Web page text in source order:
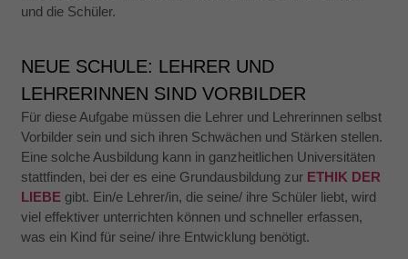
und die Schüler.
NEUE SCHULE: LEHRER UND
LEHRERINNEN SIND VORBILDER
Für diese Aufgabe müssen die Lehrer und Lehrerinnen selbst
Vorbilder sein und sich ihren Schwächen und Stärken stellen.
Eine solche Ausbildung kann in ganzheitlichen Universitäten
stattfinden, bei der es eine Grundausbildung zur ETHIK DER
LIEBE gibt. Ein/e Lehrer/in, die seine/ ihre Schüler liebt, wird
viel effektiver unterrichten können und schneller erfassen,
was ein Kind für seine/ ihre Entwicklung benötigt.